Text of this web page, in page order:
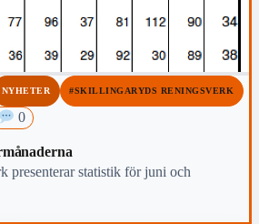
NYHETER #SKILLINGARYDS RENINGSVERK
0
presenterar statistik för juni och